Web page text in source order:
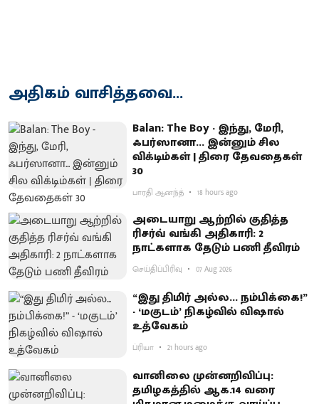
அதிகம் வாசித்தவை...
Balan: The Boy - இந்து, மேரி,
ஃபர்ஸானா... இன்னும் சில
விக்டிம்கள் | திரை தேவதைகள்
30
பாரதி ஆனந்த் 18 hours ago
அடையாறு ஆற்றில் குதித்த
ரிசர்வ் வங்கி அதிகாரி: 2
நாட்களாக தேடும் பணி தீவிரம்
செய்திப்பிரிவு 07 Aug 2026
“இது திமிர் அல்ல... நம்பிக்கை!”
- ‘மகுடம்’ நிகழ்வில் விஷால்
உத்வேகம்
ப்ரியா 21 hours ago
வானிலை முன்னறிவிப்பு:
தமிழகத்தில் ஆக.14 வரை